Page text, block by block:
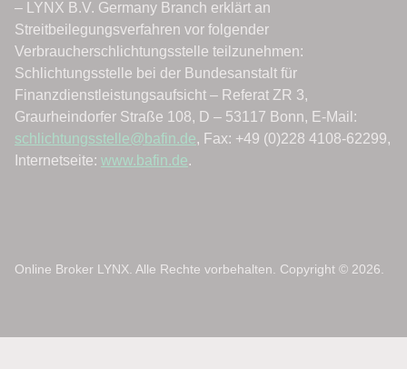
Online Broker LYNX. Alle Rechte vorbehalten. Copyright © 2026.